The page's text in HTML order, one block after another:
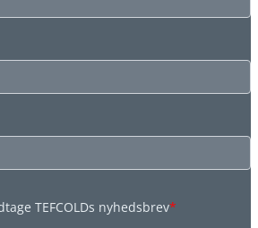
TEFCOLDs nyhedsbrev*